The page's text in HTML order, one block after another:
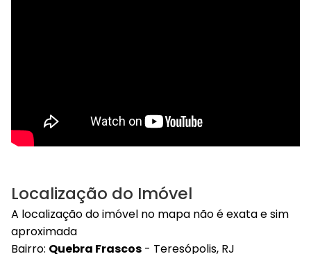
Localização do Imóvel
A localização do imóvel no mapa não é exata e sim
aproximada
Bairro: Quebra Frascos - Teresópolis, RJ